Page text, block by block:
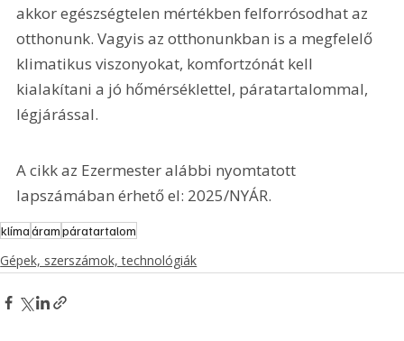
akkor egészségtelen mértékben felforrósodhat az
otthonunk. Vagyis az otthonunkban is a megfelelő
klimatikus viszonyokat, komfortzónát kell
kialakítani a jó hőmérséklettel, páratartalommal,
légjárással.
A cikk az Ezermester alábbi nyomtatott
lapszámában érhető el: 2025/NYÁR.
klímaárampáratartalom
Gépek, szerszámok, technológiák